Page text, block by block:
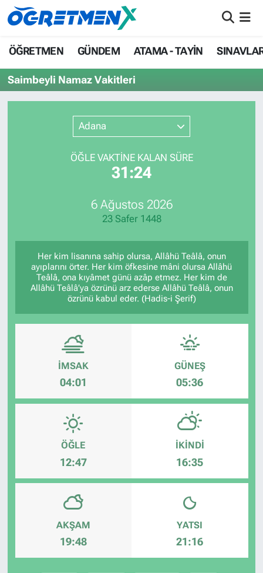
ÖĞRETMEN GÜNDEM ATAMA - TAYİN
Saimbeyli Namaz Vakitleri
Adana
ÖĞLE VAKTİNE KALAN SÜRE
31:24
6 Ağustos 2026
23 Safer 1448
Her kim lisanına sahip olursa, Allâhü Teâlâ, onun
ayıplarını örter. Her kim öfkesine mâni olursa Allâhü
Teâlâ, ona kıyâmet günü azâp etmez. Her kim de
Allâhü Teâlâ’ya özrünü arz ederse Allâhü Teâlâ, onun
özrünü kabul eder. (Hadis-i Şerif)
İMSAK
04:01
GÜNEŞ
05:36
ÖĞLE
12:47
İKINDI
16:35
AKŞAM
19:48
YATSI
21:16
ÖĞRETMEN
GÜNDEM
ATAMA - TAYİN
SINAVLAR
HAYATIN İÇİNDEN
İstanbul Nöbetçi Eczaneler
İstanbul Hava Durumu
İstanbul Namaz Vakitleri
İstanbul Trafik Yoğunluk Haritası
Süper Lig Puan Durumu ve Fikstür
Son Dakika Haberleri
Haber Arşivi